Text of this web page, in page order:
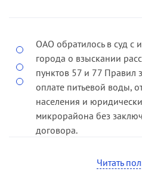
доказательств
самовольного
Кассационная
дела и изложенные в
доводы, пришла к
ОАО обратилось в суд с
города о взыскании
пунктов 57 и 77 Правил
оплате питьевой воды,
населения и
микрорайона без
договора.
без измененияЧитать